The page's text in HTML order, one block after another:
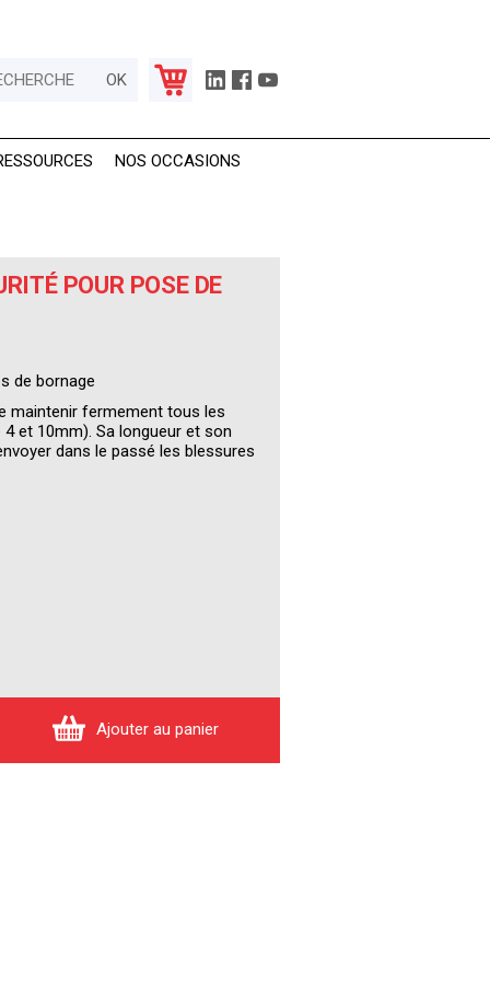
NOS OCCASIONS
POUR POSE DE
de bornage
maintenir fermement tous les
et 10mm). Sa longueur et son
dans le passé les blessures
Ajouter au panier